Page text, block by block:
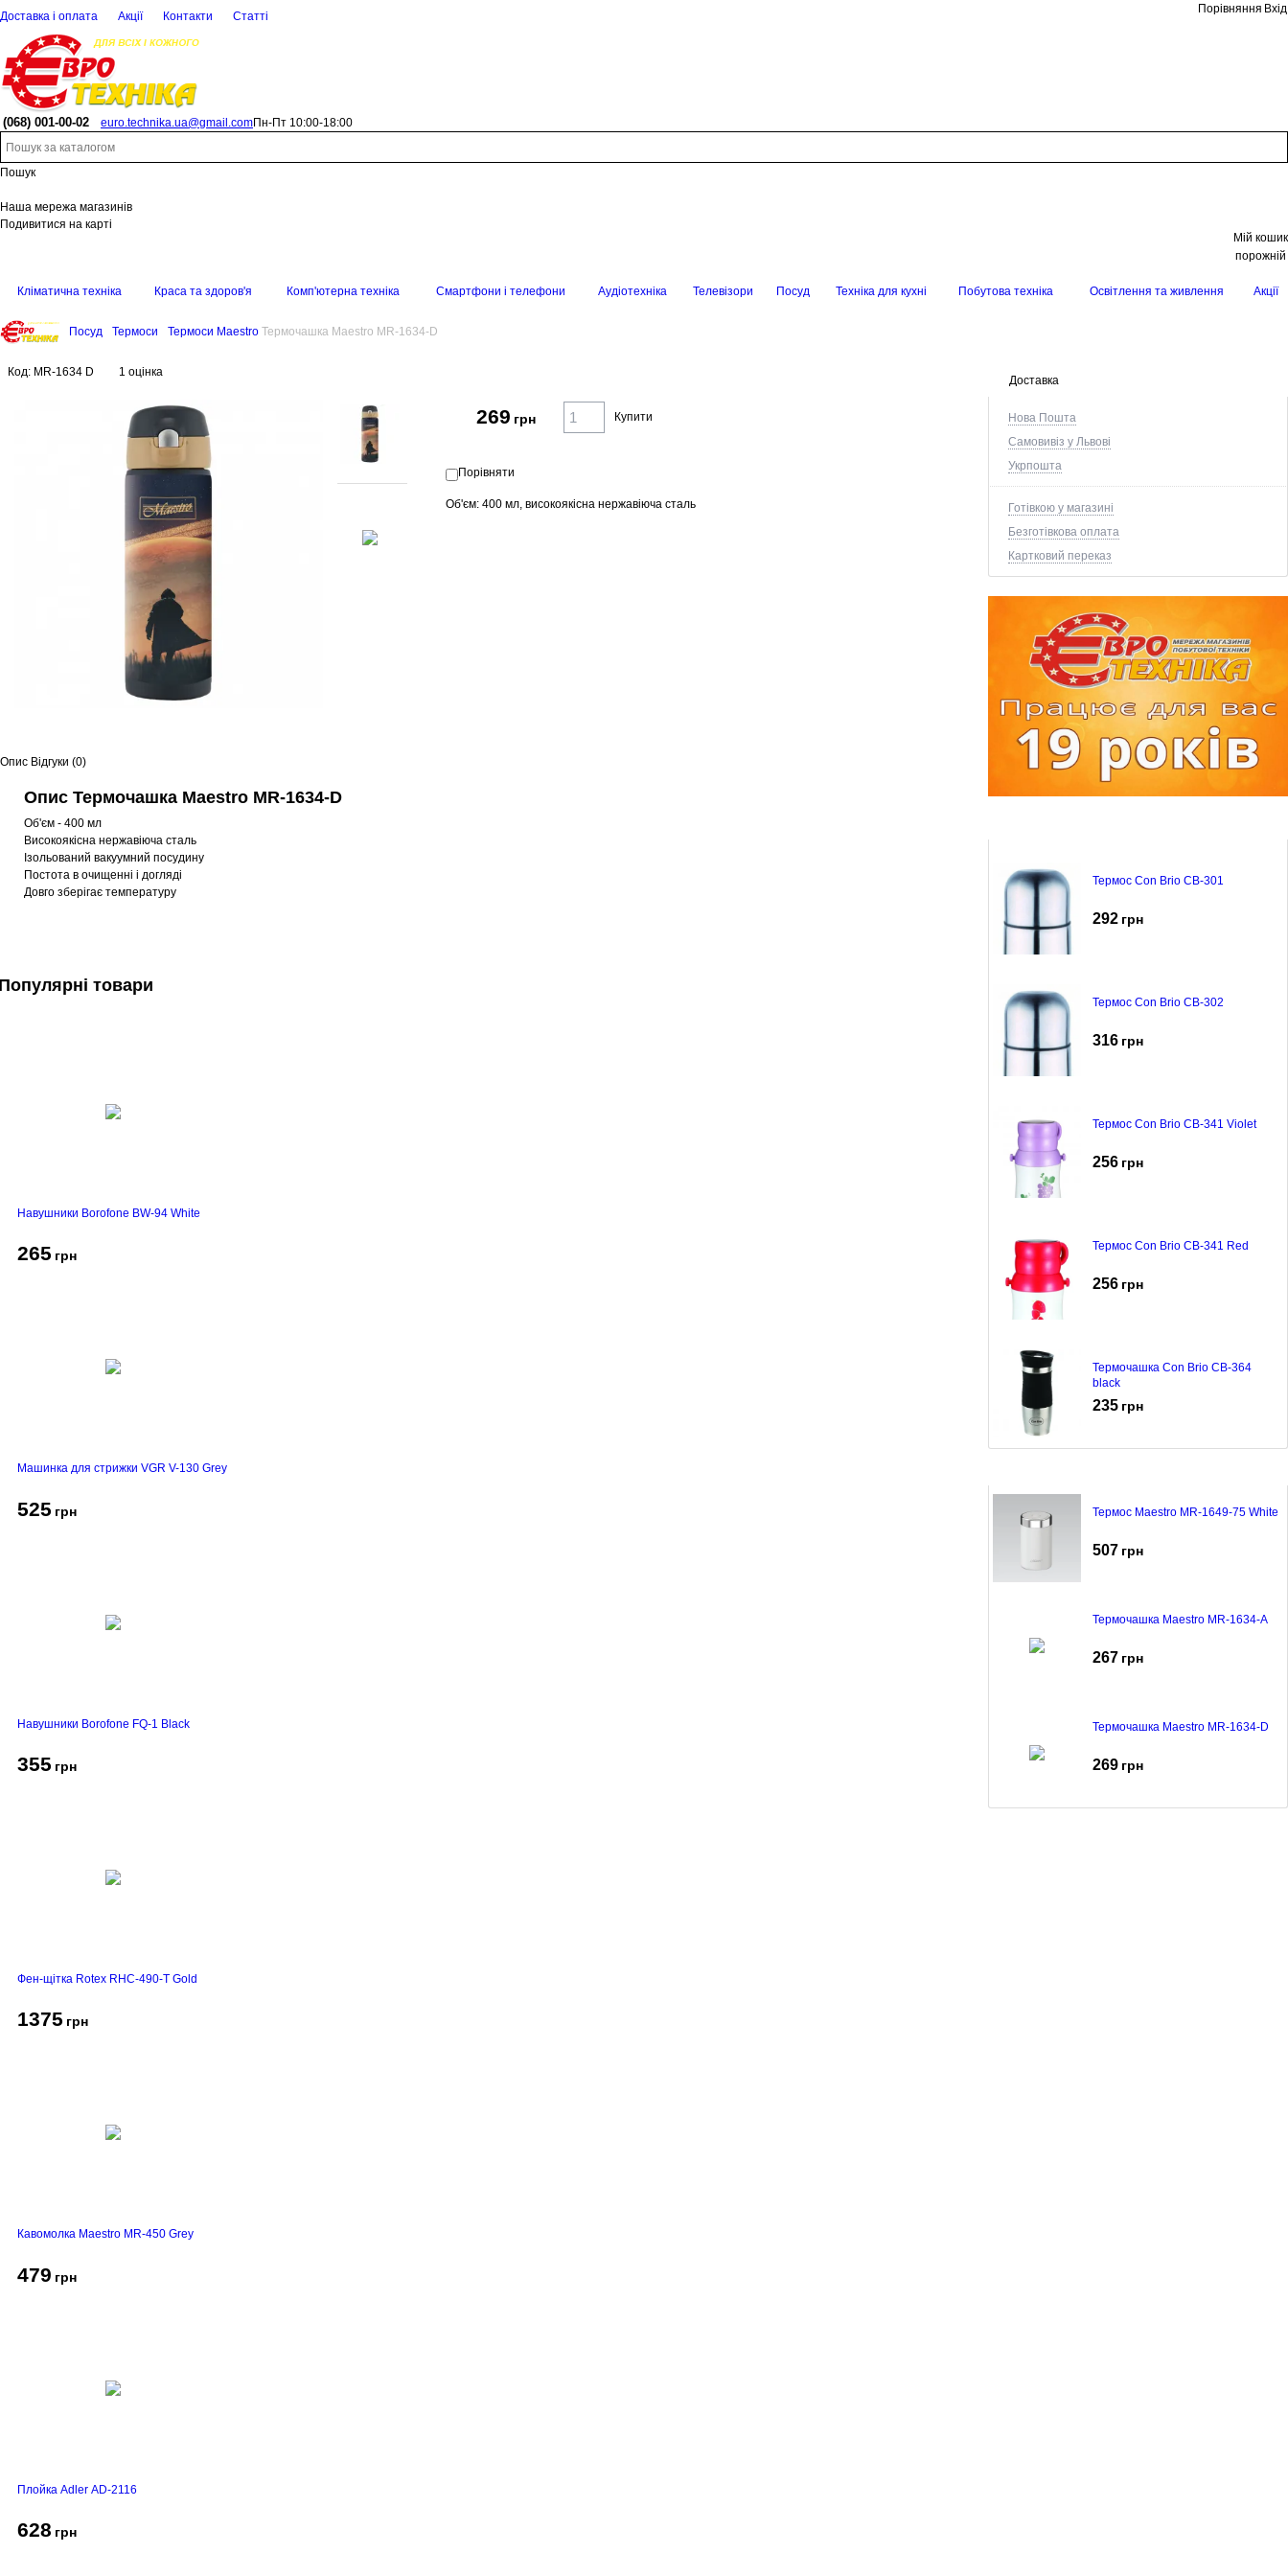
Доставка і оплата Акції Контакти Статті
Порівняння Вхід
(068) 001-00-02 euro.technika.ua@gmail.comПн-Пт 10:00-18:00
Пошук
Наша мережа магазинів
Подивитися на карті
Мій кошик
порожній
Кліматична техніка Краса та здоров'я Комп'ютерна техніка Смартфони і телефони Аудіотехніка Телевізори Посуд Техніка для кухні Побутова техніка Освітлення та живлення Акції
Посуд Термоси Термоси Maestro Термочашка Maestro MR-1634-D
Доставка
Нова Пошта
Самовивіз у Львові
Укрпошта
Готівкою у магазині
Безготівкова оплата
Картковий переказ
Термос Con Brio CB-301
292 грн
Термос Con Brio CB-302
316 грн
Термос Con Brio CB-341 Violet
256 грн
Термос Con Brio CB-341 Red
256 грн
Термочашка Con Brio CB-364
black
235 грн
Термос Maestro MR-1649-75 White
507 грн
Термочашка Maestro MR-1634-A
267 грн
Термочашка Maestro MR-1634-D
269 грн
Код: MR-1634 D 1 оцінка
269 грн Купити
Порівняти
Об'єм: 400 мл, високоякісна нержавіюча сталь
Опис Відгуки (0)
Опис Термочашка Maestro MR-1634-D
Об'єм - 400 мл
Високоякісна нержавіюча сталь
Ізольований вакуумний посудину
Постота в очищенні і догляді
Довго зберігає температуру
товари
Навушники Borofone BW-94 White
265 грн
Машинка для стрижки VGR V-130 Grey
525 грн
Навушники Borofone FQ-1 Black
355 грн
Фен-щітка Rotex RHC-490-T Gold
1375 грн
Кавомолка Maestro MR-450 Grey
479 грн
Плойка Adler AD-2116
628 грн